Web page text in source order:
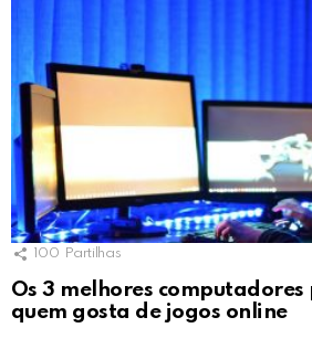
100 Partilhas
Os 3 melhores
quem gosta de jogos online